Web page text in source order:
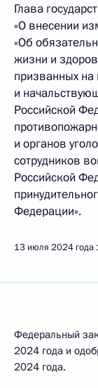
Глава
«О внесении
«Об
жизни и
призванных
и
Российской
и органов
сотрудников
Российской
Федерации».
13 июля 2024 года
Федеральный
2024 года и
2024 года.